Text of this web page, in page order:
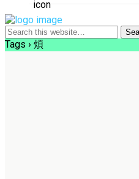
Tags › 煩